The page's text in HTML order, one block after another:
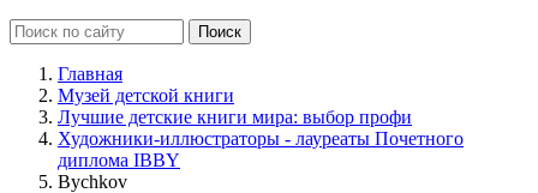
Главная
Музей детской книги
Лучшие детские книги мира: выбор профи
Художники-иллюстраторы - лауреаты Почетного
диплома IBBY
Bychkov